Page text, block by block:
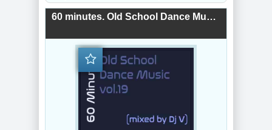
60 minutes. Old School Dance Music vol.19 (mixed by Dj V) (2023) торрент